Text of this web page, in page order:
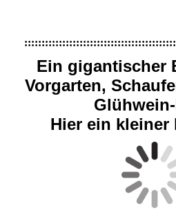
Ein gigantischer
Vorgarten,
Hier ein